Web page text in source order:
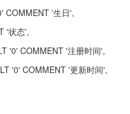
COMMENT '生日',
'状态',
'0' COMMENT '注册时间',
'0' COMMENT '更新时间',